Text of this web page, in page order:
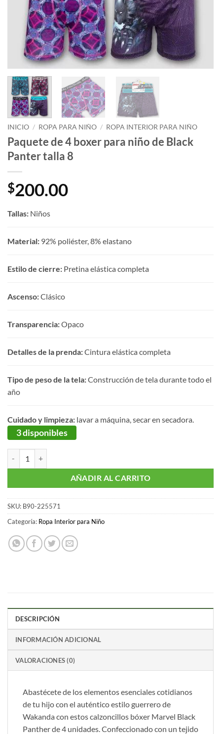
INICIO / ROPA PARA NIÑO / ROPA INTERIOR PARA NIÑO
Paquete de 4 boxer para niño de Black
Panter talla 8
$200.00
Tallas: Niños
Material: 92% poliéster, 8% elastano
Estilo de cierre: Pretina elástica completa
Ascenso:Clásico
Transparencia:Opaco
Detalles de la prenda:Cintura elástica completa
Tipo de peso de la tela:Construcción de tela durante todo el
año
Cuidado y limpieza: lavar a máquina, secar en secadora.
3 disponibles
AÑADIR AL CARRITO
SKU: B90-225571
Categoría: Ropa Interior para Niño
DESCRIPCIÓN
INFORMACIÓN ADICIONAL
VALORACIONES (0)
Abastécete de los elementos esenciales cotidianos
de tu hijo con el auténtico estilo guerrero de
Wakanda con estos calzoncillos bóxer Marvel Black
Panther de 4 unidades. Confeccionado con un tejido